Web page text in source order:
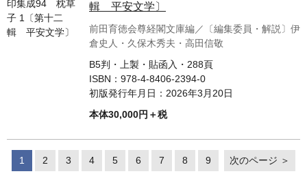
輯 平安文学〕
前田育徳会尊経閣文庫編／〔編集委員・解説〕伊
倉史人・久保木秀夫・高田信敬
B5判・上製・貼函入・288頁
ISBN： 978-4-8406-2394-0
初版発行年月日： 2026年3月20日
本体30,000円＋税
1 2 3 4 5 6 7 8 9 次のページ ＞